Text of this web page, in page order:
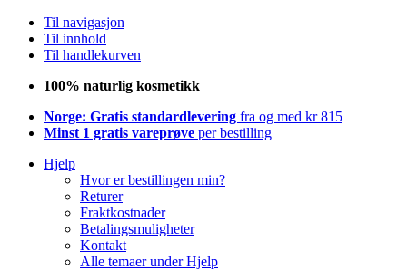
Til navigasjon
Til innhold
Til handlekurven
100% naturlig kosmetikk
Norge: Gratis standardlevering fra og med kr 815
Minst 1 gratis vareprøve per bestilling
Hjelp
Hvor er bestillingen min?
Returer
Fraktkostnader
Betalingsmuligheter
Kontakt
Alle temaer under Hjelp